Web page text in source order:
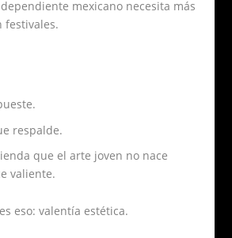
mexicano necesita más
festivales.
respalde.
que el arte joven no nace
valiente.
eso: valentía estética.